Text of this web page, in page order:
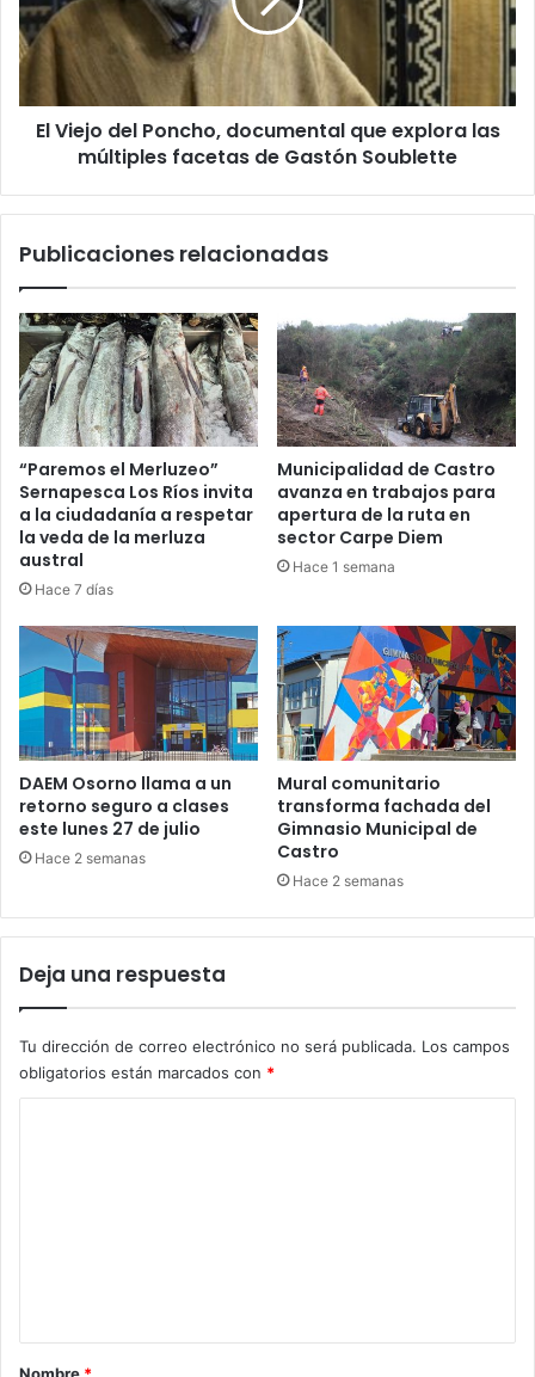
que
explora
múltiples
facetas
Soublette
El Viejo del Poncho, documental que explora las
múltiples facetas de Gastón Soublette
Publicaciones relacionadas
“Paremos el Merluzeo”
Sernapesca Los Ríos invita
a la ciudadanía a respetar
la veda de la merluza
austral
Hace 7 días
Municipalidad de Castro
avanza en trabajos para
apertura de la ruta en
sector Carpe Diem
Hace 1 semana
DAEM Osorno llama a un
retorno seguro a clases
este lunes 27 de julio
Hace 2 semanas
Mural comunitario
transforma fachada del
Gimnasio Municipal de
Castro
Hace 2 semanas
Deja una respuesta
Tu dirección de correo electrónico no será publicada. Los campos
obligatorios están marcados con *
r